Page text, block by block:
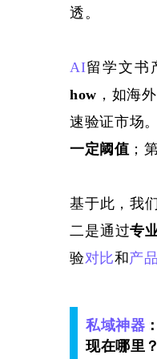
透。
AI留学文书
how ，如海
速验证市场
一定阈值 ；
基于此，我
二是通过专
验对比和产
私域神器
现在哪里